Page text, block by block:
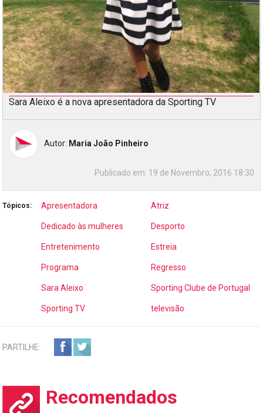
Sara Aleixo é a nova apresentadora da Sporting TV
Autor: Maria João Pinheiro
Publicado em: 19 de Novembro, 2016 18:30
Tópicos: Apresentadora Atriz
Dedicado às mulheres Desporto
Entretenimento Estreia
Programa Regresso
Sara Aleixo Sporting Clube de Portugal
Sporting TV televisão
PARTILHE:
Recomendados